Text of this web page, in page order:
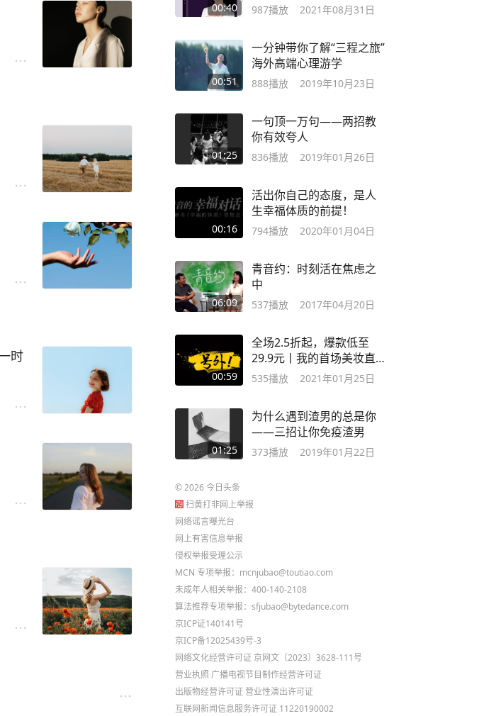
所
合
时
00:40 987播放 2021年08月31日
00:51
一分钟带你了解“三程之旅”
海外高端心理游学
888播放 2019年10月23日
01:25
一句顶一万句——两招教
你有效夸人
836播放 2019年01月26日
00:16
活出你自己的态度，是人
生幸福体质的前提！
794播放 2020年01月04日
06:09
青音约：时刻活在焦虑之
中
537播放 2017年04月20日
00:59
全场2.5折起，爆款低至
29.9元丨我的首场美妆直
播，邀你围观
535播放 2021年01月25日
01:25
为什么遇到渣男的总是你
——三招让你免疫渣男
373播放 2019年01月22日
©2026今日头条
扫黄打非网上举报
网络谣言曝光台
网上有害信息举报
侵权举报受理公示
MCN 专项举报：mcnjubao@toutiao.com
未成年人相关举报：400-140-2108
算法推荐专项举报：sfjubao@bytedance.com
京ICP证140141号
京ICP备12025439号-3
网络文化经营许可证 京网文〔2023〕3628-111号
营业执照 广播电视节目制作经营许可证
出版物经营许可证 营业性演出许可证
互联网新闻信息服务许可证 11220190002